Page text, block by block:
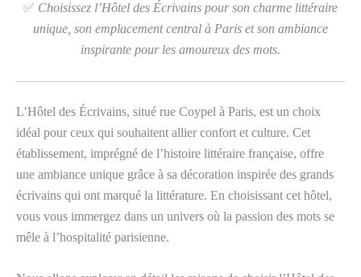
✅ Choisissez l’Hôtel des Écrivains pour son charme littéraire
unique, son emplacement central à Paris et son ambiance
inspirante pour les amoureux des mots.
L’Hôtel des Écrivains, situé rue Coypel à Paris, est un choix
idéal pour ceux qui souhaitent allier confort et culture. Cet
établissement, imprégné de l’histoire littéraire française, offre
une ambiance unique grâce à sa décoration inspirée des grands
écrivains qui ont marqué la littérature. En choisissant cet hôtel,
vous vous immergez dans un univers où la passion des mots se
mêle à l’hospitalité parisienne.